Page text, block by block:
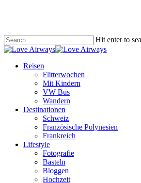
content
Hit enter to
Close
search
Menu
Reisen
Flitterwochen
Mit Kindern
VW Bus
Wandern
Destinationen
Schweiz
Französische Polynesien
Frankreich
Lifestyle
Fotografie
Basteln
Bloggen
Hochzeit